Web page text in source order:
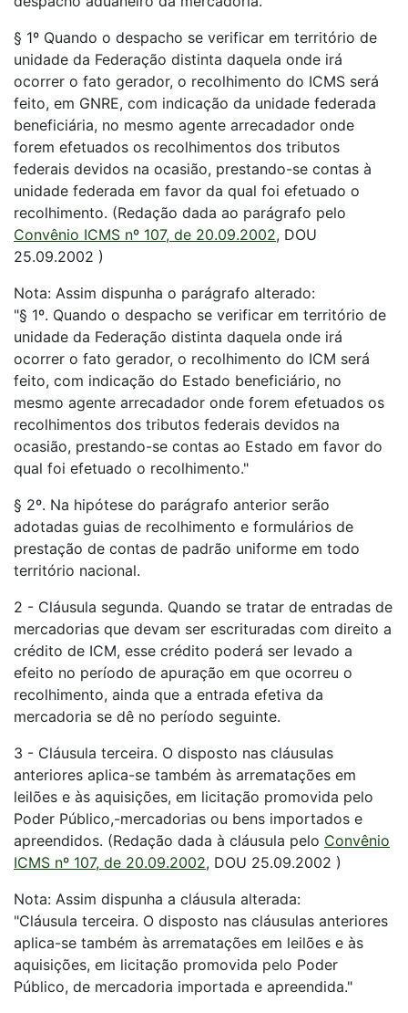
§ 1º Quando o despacho se verificar em território de
unidade da Federação distinta daquela onde irá
ocorrer o fato gerador, o recolhimento do ICMS será
feito, em GNRE, com indicação da unidade federada
beneficiária, no mesmo agente arrecadador onde
forem efetuados os recolhimentos dos tributos
federais devidos na ocasião, prestando-se contas à
unidade federada em favor da qual foi efetuado o
recolhimento. (Redação dada ao parágrafo pelo
Convênio ICMS nº 107, de 20.09.2002, DOU
25.09.2002 )
Nota: Assim dispunha o parágrafo alterado:
"§ 1º. Quando o despacho se verificar em território de
unidade da Federação distinta daquela onde irá
ocorrer o fato gerador, o recolhimento do ICM será
feito, com indicação do Estado beneficiário, no
mesmo agente arrecadador onde forem efetuados os
recolhimentos dos tributos federais devidos na
ocasião, prestando-se contas ao Estado em favor do
qual foi efetuado o recolhimento."
§ 2º. Na hipótese do parágrafo anterior serão
adotadas guias de recolhimento e formulários de
prestação de contas de padrão uniforme em todo
território nacional.
2 - Cláusula segunda. Quando se tratar de entradas de
mercadorias que devam ser escrituradas com direito a
crédito de ICM, esse crédito poderá ser levado a
efeito no período de apuração em que ocorreu o
recolhimento, ainda que a entrada efetiva da
mercadoria se dê no período seguinte.
3 - Cláusula terceira. O disposto nas cláusulas
anteriores aplica-se também às arrematações em
leilões e às aquisições, em licitação promovida pelo
Poder Público,-mercadorias ou bens importados e
apreendidos. (Redação dada à cláusula pelo Convênio
ICMS nº 107, de 20.09.2002, DOU 25.09.2002 )
Nota: Assim dispunha a cláusula alterada:
"Cláusula terceira. O disposto nas cláusulas anteriores
aplica-se também às arrematações em leilões e às
aquisições, em licitação promovida pelo Poder
Público, de mercadoria importada e apreendida."